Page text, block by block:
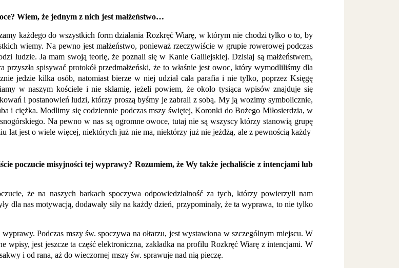
Wiem, że jednym z nich jest małżeństwo…
każdego do wszystkich form działania Rozkręć Wiarę, w którym nie chodzi tylko o to, by
wiemy. Na pewno jest małżeństwo, ponieważ rzeczywiście w grupie rowerowej podczas
ludzie. Ja mam swoją teorię, że poznali się w Kanie Galilejskiej. Dzisiaj są małżeństwem,
przyszła spisywać protokół przedmałżeński, że to właśnie jest owoc, który wymodliliśmy dla
jedzie kilka osób, natomiast bierze w niej udział cała parafia i nie tylko, poprzez Księgę
w naszym kościele i nie skłamię, jeżeli powiem, że około tysiąca wpisów znajduje się
i postanowień ludzi, którzy proszą byśmy je zabrali z sobą. My ją wozimy symbolicznie,
i ciężka. Modlimy się codziennie podczas mszy świętej, Koronki do Bożego Miłosierdzia, w
Na pewno w nas są ogromne owoce, tutaj nie są wszyscy którzy stanowią grupę
lat jest o wiele więcej, niektórych już nie ma, niektórzy już nie jeżdżą, ale z pewnością każdy
poczucie misyjności tej wyprawy? Rozumiem, że Wy także jechaliście z intencjami lub
że na naszych barkach spoczywa odpowiedzialność za tych, którzy powierzyli nam
dla nas motywacją, dodawały siły na każdy dzień, przypominały, że ta wyprawa, to nie tylko
Podczas mszy św. spoczywa na ołtarzu, jest wystawiona w szczególnym miejscu. W
wpisy, jest jeszcze ta część elektroniczna, zakładka na profilu Rozkręć Wiarę z intencjami. W
i od rana, aż do wieczornej mszy św. sprawuje nad nią pieczę.